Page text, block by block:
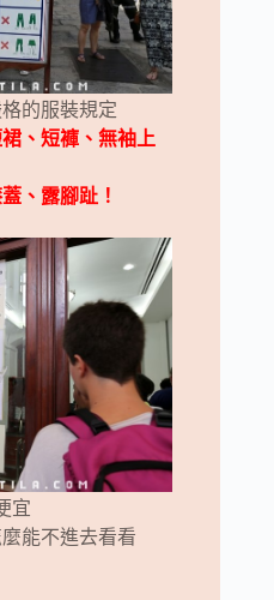
的服裝規定
、短褲、無袖上
、露腳趾！
宜
能不進去看看